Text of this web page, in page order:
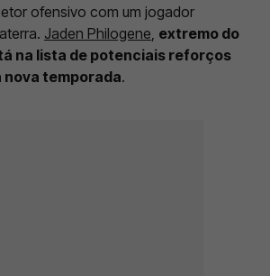
ofensivo com um jogador
Jaden Philogene extremo do
na lista de potenciais reforços
nova temporada.